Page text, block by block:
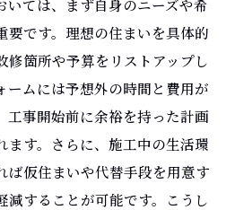
いては、まず自身のニーズや希
要です。理想の住まいを具体的
修箇所や予算をリストアップし
ームには予想外の時間と費用が
工事開始前に余裕を持った計画
ます。さらに、施工中の生活環
ば仮住まいや代替手段を用意す
減することが可能です。こうし